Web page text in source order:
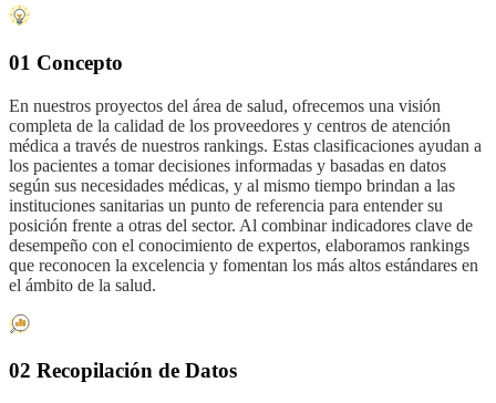
01 Concepto
En nuestros proyectos del área de salud, ofrecemos una visión
completa de la calidad de los proveedores y centros de atención
médica a través de nuestros rankings. Estas clasificaciones ayudan a
los pacientes a tomar decisiones informadas y basadas en datos
según sus necesidades médicas, y al mismo tiempo brindan a las
instituciones sanitarias un punto de referencia para entender su
posición frente a otras del sector. Al combinar indicadores clave de
desempeño con el conocimiento de expertos, elaboramos rankings
que reconocen la excelencia y fomentan los más altos estándares en
el ámbito de la salud.
02 Recopilación de Datos